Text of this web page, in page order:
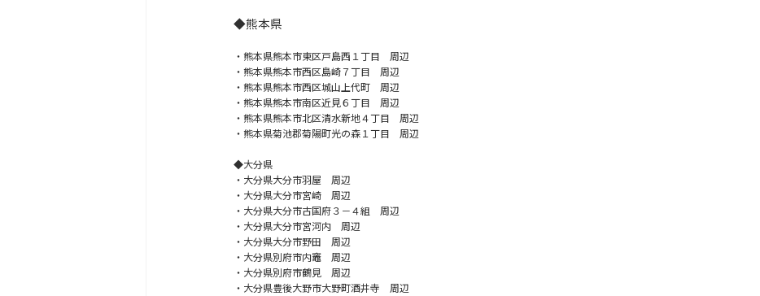
◆熊本県
・熊本県熊本市東区戸島西１丁目 周辺
・熊本県熊本市西区島崎７丁目 周辺
・熊本県熊本市西区城山上代町 周辺
・熊本県熊本市南区近見６丁目 周辺
・熊本県熊本市北区清水新地４丁目 周辺
・熊本県菊池郡菊陽町光の森１丁目 周辺
◆大分県
・大分県大分市羽屋 周辺
・大分県大分市宮崎 周辺
・大分県大分市古国府３－４組 周辺
・大分県大分市宮河内 周辺
・大分県大分市野田 周辺
・大分県別府市内竈 周辺
・大分県別府市鶴見 周辺
・大分県豊後大野市大野町酒井寺 周辺